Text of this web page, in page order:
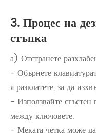
3. Процес на
стъпка
а) Отстранете
- Обърнете
я разклатете, за да
- Използвайте сгъстен
между ключовете.